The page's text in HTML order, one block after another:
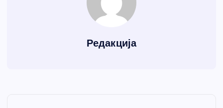
Редакција